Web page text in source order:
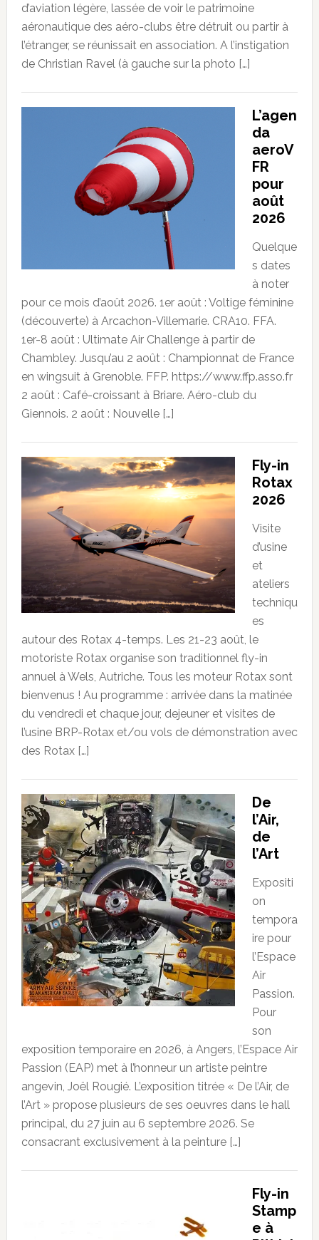
d’aviation légère, lassée de voir le patrimoine
aéronautique des aéro-clubs être détruit ou partir à
l’étranger, se réunissait en association. A l’instigation
de Christian Ravel (à gauche sur la photo […]
L’agen
da
aeroV
FR
pour
août
2026
Quelque
s dates
à noter
pour ce mois d’août 2026. 1er août : Voltige féminine
(découverte) à Arcachon-Villemarie. CRA10. FFA.
1er-8 août : Ultimate Air Challenge à partir de
Chambley. Jusqu’au 2 août : Championnat de France
en wingsuit à Grenoble. FFP. https://www.ffp.asso.fr
2 août : Café-croissant à Briare. Aéro-club du
Giennois. 2 août : Nouvelle […]
Fly-in
Rotax
2026
Visite
d’usine
et
ateliers
techniqu
es
autour des Rotax 4-temps. Les 21-23 août, le
motoriste Rotax organise son traditionnel fly-in
annuel à Wels, Autriche. Tous les moteur Rotax sont
bienvenus ! Au programme : arrivée dans la matinée
du vendredi et chaque jour, dejeuner et visites de
l’usine BRP-Rotax et/ou vols de démonstration avec
des Rotax […]
De
l’Air,
de
l’Art
Expositi
on
tempora
ire pour
l’Espace
Air
Passion.
Pour
son
exposition temporaire en 2026, à Angers, l’Espace Air
Passion (EAP) met à l’honneur un artiste peintre
angevin, Joël Rougié. L’exposition titrée « De l’Air, de
l’Art » propose plusieurs de ses oeuvres dans le hall
principal, du 27 juin au 6 septembre 2026. Se
consacrant exclusivement à la peinture […]
Fly-in
Stamp
e à